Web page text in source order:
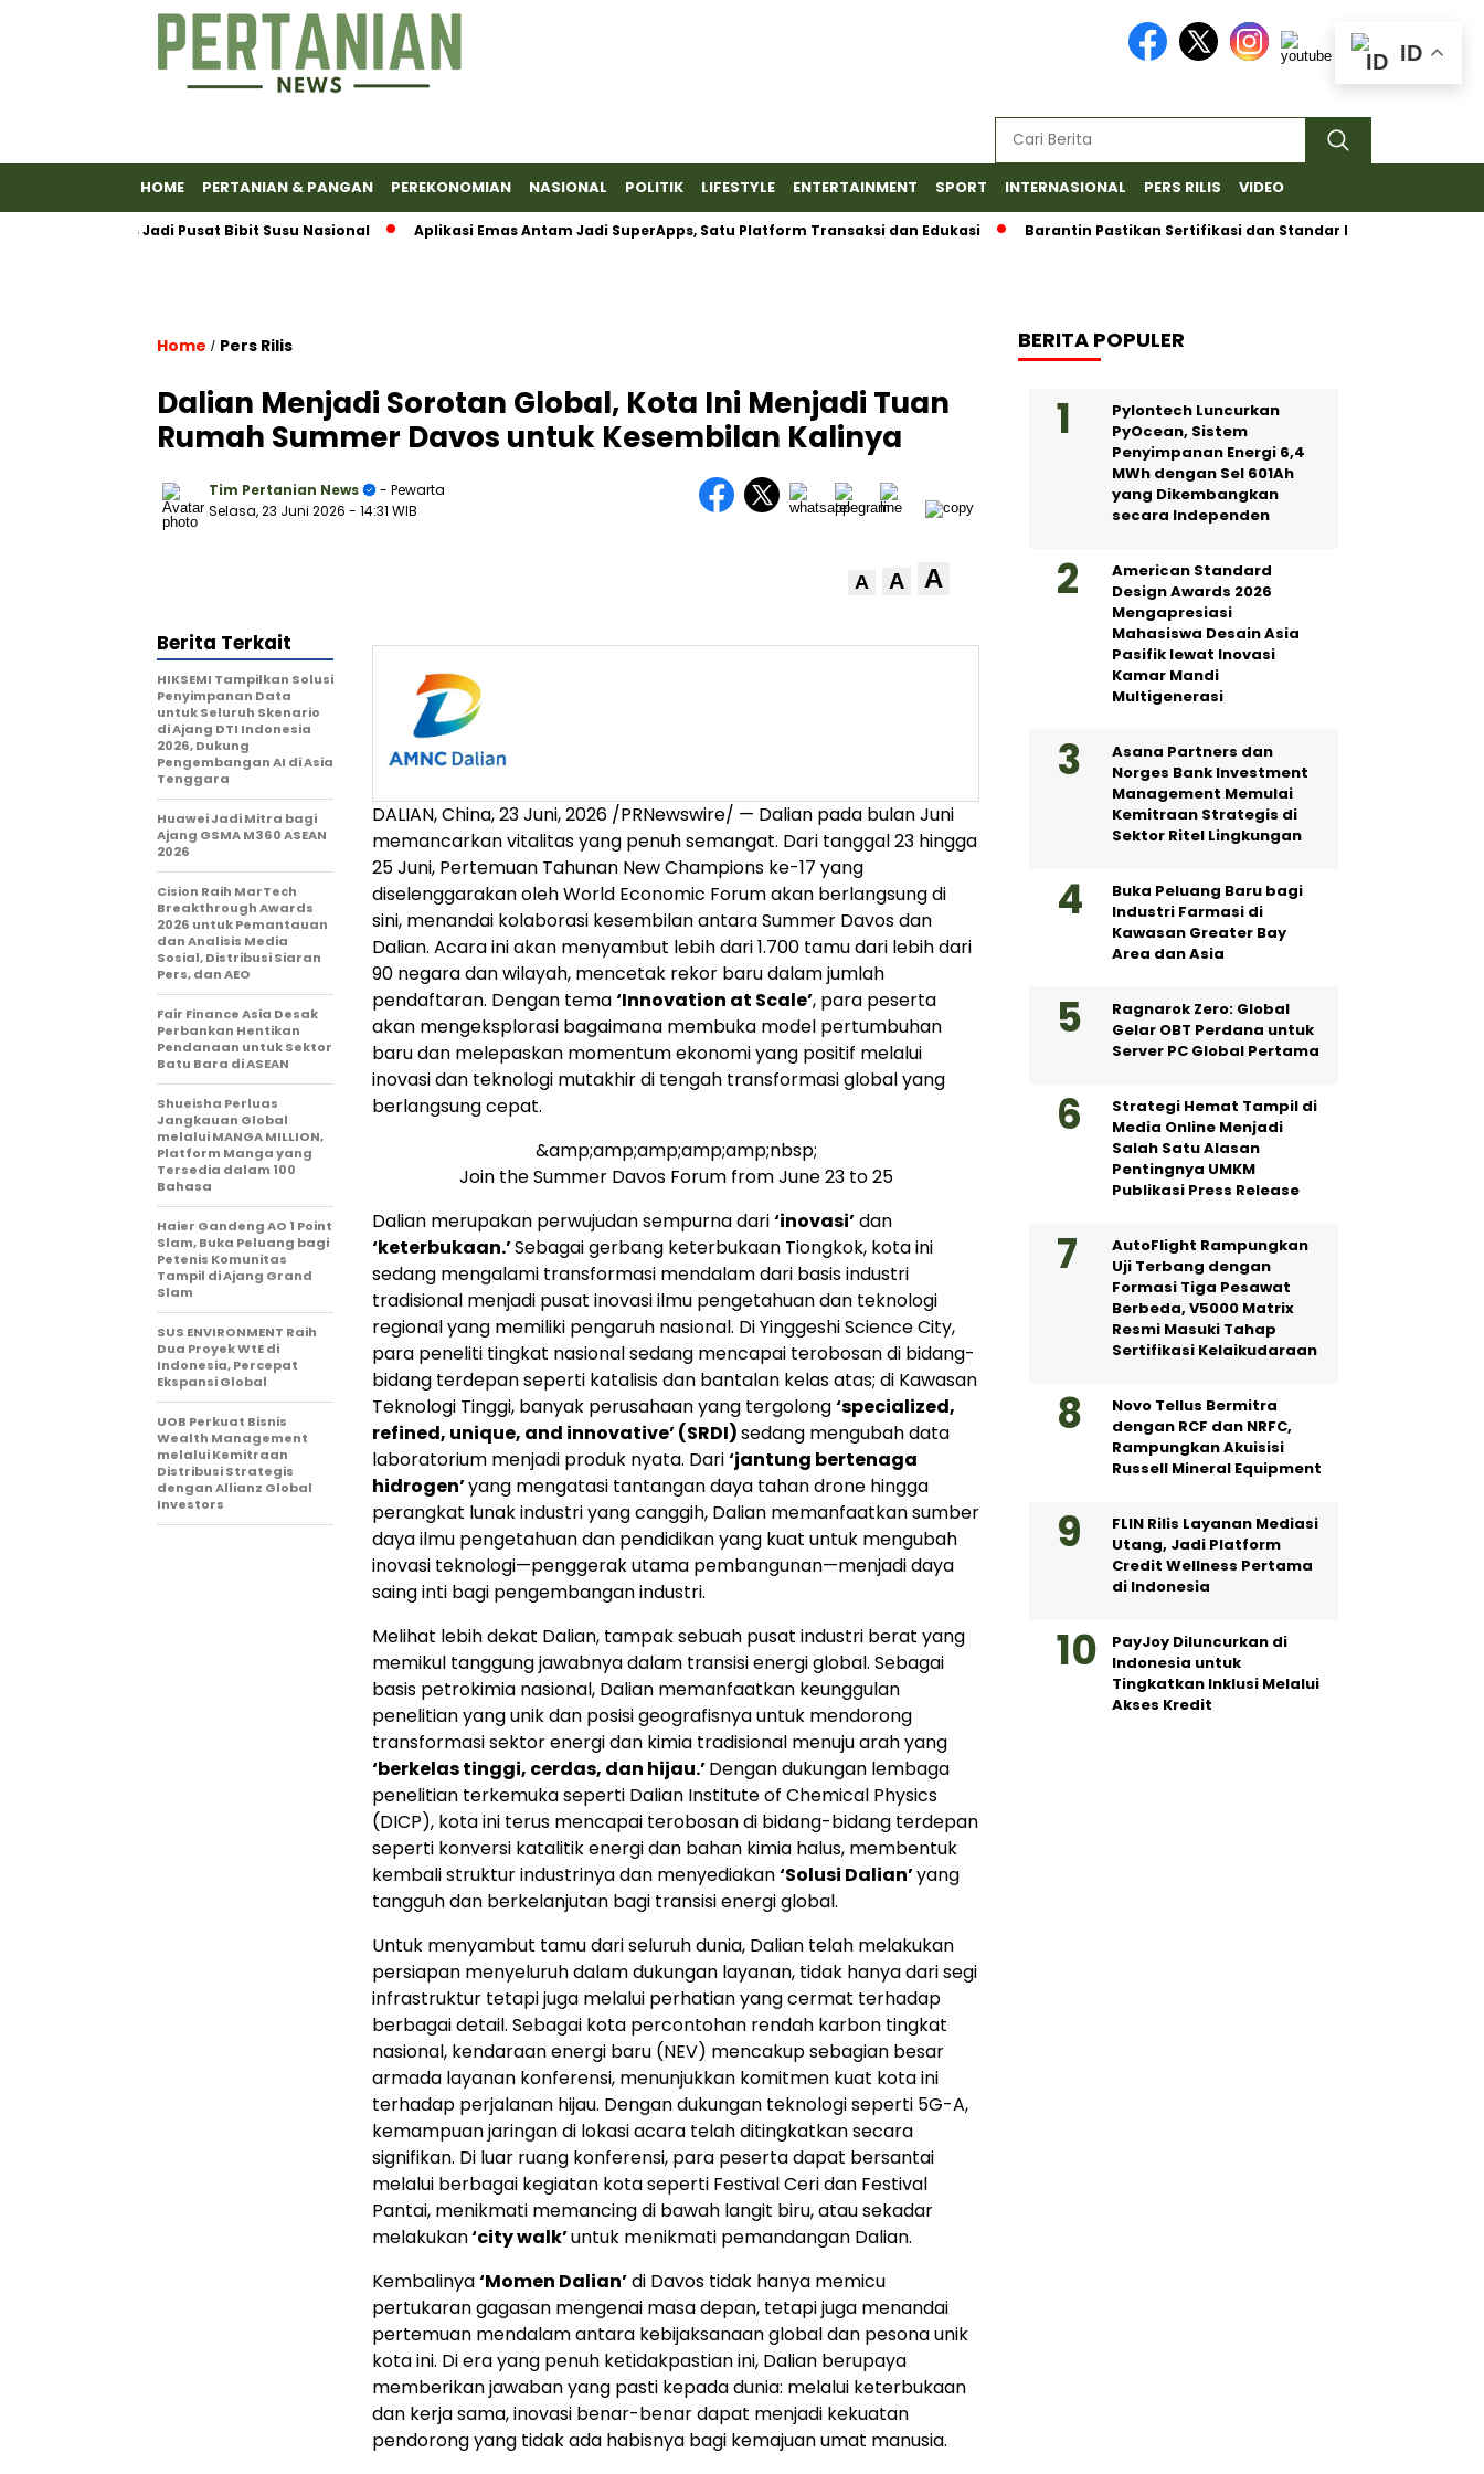
HOME PERTANIAN & PANGAN PEREKONOMIAN NASIONAL POLITIK LIFESTYLE ENTERTAINMENT SPORT INTERNASIONAL PERS RILIS VIDEO
Banyumas Jadi Pusat Bibit Susu Nasional Aplikasi Emas Antam Jadi SuperApps, Satu Platform Transaksi dan Edukasi Barantin Pastikan Sertifikasi dan Standar Ketat untuk Ekspor
Home / Pers Rilis
Dalian Menjadi Sorotan Global, Kota Ini Menjadi Tuan
Rumah Summer Davos untuk Kesembilan Kalinya
Tim Pertanian News
- Pewarta
Selasa, 23 Juni 2026 - 14:31 WIB
A A A
DALIAN, China,23 Juni, 2026 /PRNewswire/ — Dalian pada bulan Juni
memancarkan vitalitas yang penuh semangat. Dari tanggal 23 hingga
25 Juni, Pertemuan Tahunan New Champions ke-17 yang
diselenggarakan oleh World Economic Forum akan berlangsung di
sini, menandai kolaborasi kesembilan antara Summer Davos dan
Dalian. Acara ini akan menyambut lebih dari 1.700 tamu dari lebih dari
90 negara dan wilayah, mencetak rekor baru dalam jumlah
pendaftaran. Dengan tema‘Innovation at Scale’, para peserta
akan mengeksplorasi bagaimana membuka model pertumbuhan
baru dan melepaskan momentum ekonomi yang positif melalui
inovasi dan teknologi mutakhir di tengah transformasi global yang
berlangsung cepat.
&amp;amp;amp;amp;amp;nbsp;
Join the Summer Davos Forum from June 23 to 25
Dalian merupakan perwujudan sempurna dari‘inovasi’dan
‘keterbukaan.’Sebagai gerbang keterbukaan Tiongkok, kota ini
sedang mengalami transformasi mendalam dari basis industri
tradisional menjadi pusat inovasi ilmu pengetahuan dan teknologi
regional yang memiliki pengaruh nasional. Di Yinggeshi Science City,
para peneliti tingkat nasional sedang mencapai terobosan di bidang-
bidang terdepan seperti katalisis dan bantalan kelas atas; di Kawasan
Teknologi Tinggi, banyak perusahaan yang tergolong‘specialized,
refined, unique, and innovative’ (SRDI)sedang mengubah data
laboratorium menjadi produk nyata. Dari‘jantung bertenaga
hidrogen’yang mengatasi tantangan daya tahan drone hingga
perangkat lunak industri yang canggih, Dalian memanfaatkan sumber
daya ilmu pengetahuan dan pendidikan yang kuat untuk mengubah
inovasi teknologi—penggerak utama pembangunan—menjadi daya
saing inti bagi pengembangan industri.
Melihat lebih dekat Dalian, tampak sebuah pusat industri berat yang
memikul tanggung jawabnya dalam transisi energi global. Sebagai
basis petrokimia nasional, Dalian memanfaatkan keunggulan
penelitian yang unik dan posisi geografisnya untuk mendorong
transformasi sektor energi dan kimia tradisional menuju arah yang
‘berkelas tinggi, cerdas, dan hijau.’Dengan dukungan lembaga
penelitian terkemuka seperti Dalian Institute of Chemical Physics
(DICP), kota ini terus mencapai terobosan di bidang-bidang terdepan
seperti konversi katalitik energi dan bahan kimia halus, membentuk
kembali struktur industrinya dan menyediakan‘Solusi Dalian’yang
tangguh dan berkelanjutan bagi transisi energi global.
Untuk menyambut tamu dari seluruh dunia, Dalian telah melakukan
persiapan menyeluruh dalam dukungan layanan, tidak hanya dari segi
infrastruktur tetapi juga melalui perhatian yang cermat terhadap
berbagai detail. Sebagai kota percontohan rendah karbon tingkat
nasional, kendaraan energi baru (NEV) mencakup sebagian besar
armada layanan konferensi, menunjukkan komitmen kuat kota ini
terhadap perjalanan hijau. Dengan dukungan teknologi seperti 5G-A,
kemampuan jaringan di lokasi acara telah ditingkatkan secara
signifikan. Di luar ruang konferensi, para peserta dapat bersantai
melalui berbagai kegiatan kota seperti Festival Ceri dan Festival
Pantai, menikmati memancing di bawah langit biru, atau sekadar
melakukan‘city walk’untuk menikmati pemandangan Dalian.
Kembalinya‘Momen Dalian’di Davos tidak hanya memicu
pertukaran gagasan mengenai masa depan, tetapi juga menandai
pertemuan mendalam antara kebijaksanaan global dan pesona unik
kota ini. Di era yang penuh ketidakpastian ini, Dalian berupaya
memberikan jawaban yang pasti kepada dunia: melalui keterbukaan
dan kerja sama, inovasi benar-benar dapat menjadi kekuatan
pendorong yang tidak ada habisnya bagi kemajuan umat manusia.
Berita Terkait
HIKSEMI Tampilkan Solusi
Penyimpanan Data
untuk Seluruh Skenario
di Ajang DTI Indonesia
2026, Dukung
Pengembangan AI di Asia
Tenggara
Huawei Jadi Mitra bagi
Ajang GSMA M360 ASEAN
2026
Cision Raih MarTech
Breakthrough Awards
2026 untuk Pemantauan
dan Analisis Media
Sosial, Distribusi Siaran
Pers, dan AEO
Fair Finance Asia Desak
Perbankan Hentikan
Pendanaan untuk Sektor
Batu Bara di ASEAN
Shueisha Perluas
Jangkauan Global
melalui MANGA MILLION,
Platform Manga yang
Tersedia dalam 100
Bahasa
Haier Gandeng AO 1 Point
Slam, Buka Peluang bagi
Petenis Komunitas
Tampil di Ajang Grand
Slam
SUS ENVIRONMENT Raih
Dua Proyek WtE di
Indonesia, Percepat
Ekspansi Global
UOB Perkuat Bisnis
Wealth Management
melalui Kemitraan
Distribusi Strategis
dengan Allianz Global
Investors
BERITA POPULER
Pylontech Luncurkan
PyOcean, Sistem
Penyimpanan Energi 6,4
MWh dengan Sel 601Ah
yang Dikembangkan
secara Independen
American Standard
Design Awards 2026
Mengapresiasi
Mahasiswa Desain Asia
Pasifik lewat Inovasi
Kamar Mandi
Multigenerasi
Asana Partners dan
Norges Bank Investment
Management Memulai
Kemitraan Strategis di
Sektor Ritel Lingkungan
Buka Peluang Baru bagi
Industri Farmasi di
Kawasan Greater Bay
Area dan Asia
Ragnarok Zero: Global
Gelar OBT Perdana untuk
Server PC Global Pertama
Strategi Hemat Tampil di
Media Online Menjadi
Salah Satu Alasan
Pentingnya UMKM
Publikasi Press Release
AutoFlight Rampungkan
Uji Terbang dengan
Formasi Tiga Pesawat
Berbeda, V5000 Matrix
Resmi Masuki Tahap
Sertifikasi Kelaikudaraan
Novo Tellus Bermitra
dengan RCF dan NRFC,
Rampungkan Akuisisi
Russell Mineral Equipment
FLIN Rilis Layanan Mediasi
Utang, Jadi Platform
Credit Wellness Pertama
di Indonesia
PayJoy Diluncurkan di
Indonesia untuk
Tingkatkan Inklusi Melalui
Akses Kredit
ID